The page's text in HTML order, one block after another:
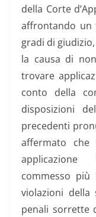
della Corte
affrontando un
gradi di
la causa di
trovare
conto della
disposizioni
precedenti
affermato che
commesso
violazioni della
penali sorrette